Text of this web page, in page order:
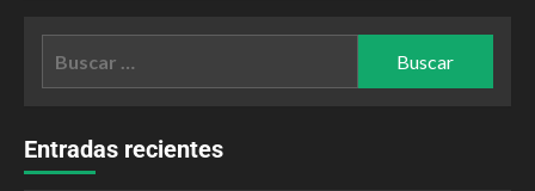
Entradas recientes